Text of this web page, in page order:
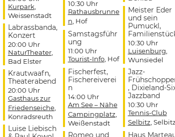
Kurpark
Weissenstadt
Labrassbanda,
Konzert
20:00 Uhr
NaturTheater,
Bad Elster
Krautwaafn,
Theaterabend
20:00 Uhr
Gasthaus zur
Friedenseiche,
Konradsreuth
Luise Liebisch
10:30 Uhr
Rathausbrunne
n , Hof
Samstagsführ
ung
11:00 Uhr
Tourist-Info, Hof
Fischerfest,
Fischereiverei
n
14:00 Uhr
Am See – Nähe
Campingplatz
Weißenstadt
Romeo und
Meister Eder
und sein
Pumuckl,
10:30 Uhr
Luisenburg
Wunsiedel
Jazz-
, Dixieland-
Jazzband
10:30 Uhr
Tennis-Club
Selbitz ,
Haus